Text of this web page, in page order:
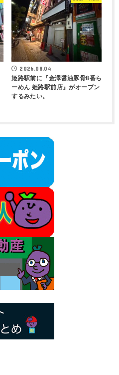
2026.08.04
姫路駅前に『金澤醤油豚骨8番ら
ーめん 姫路駅前店』がオープン
するみたい。